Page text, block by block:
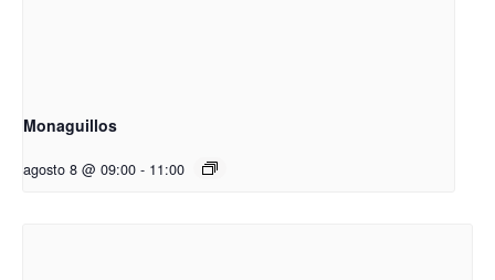
Monaguillos
agosto 8 @ 09:00 - 11:00